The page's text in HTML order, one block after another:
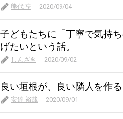
熊代 亨 2020/09/04
子どもたちに「丁寧で気持
げたいという話。
しんざき 2020/09/02
良い垣根が、良い隣人を作る
安達 裕哉 2020/09/01